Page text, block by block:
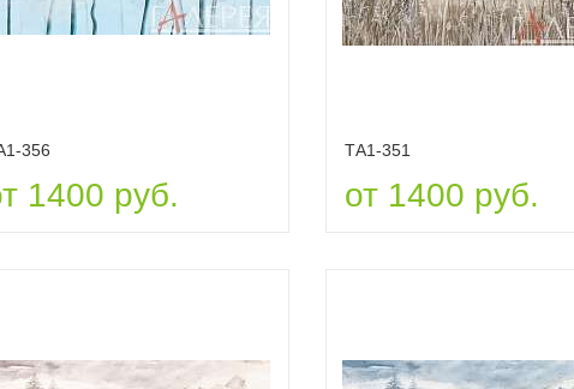
356
1400 руб.
ТА1-351
от 1400 руб.